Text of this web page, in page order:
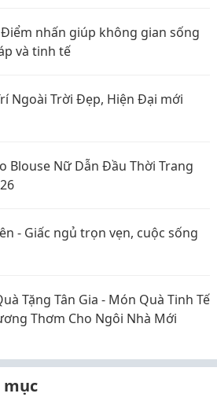
nhấn giúp không gian sống
và tinh tế
Ngoài Trời Đẹp, Hiện Đại mới
Blouse Nữ Dẫn Đầu Thời Trang
- Giấc ngủ trọn vẹn, cuộc sống
Tặng Tân Gia - Món Quà Tinh Tế
Thơm Cho Ngôi Nhà Mới
mục